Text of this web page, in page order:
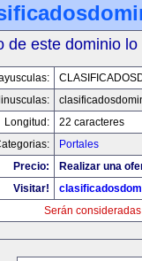
de este dominio
Longitud:
22 caracteres
Portales
Precio:
Realizar una
Visitar!
Serán